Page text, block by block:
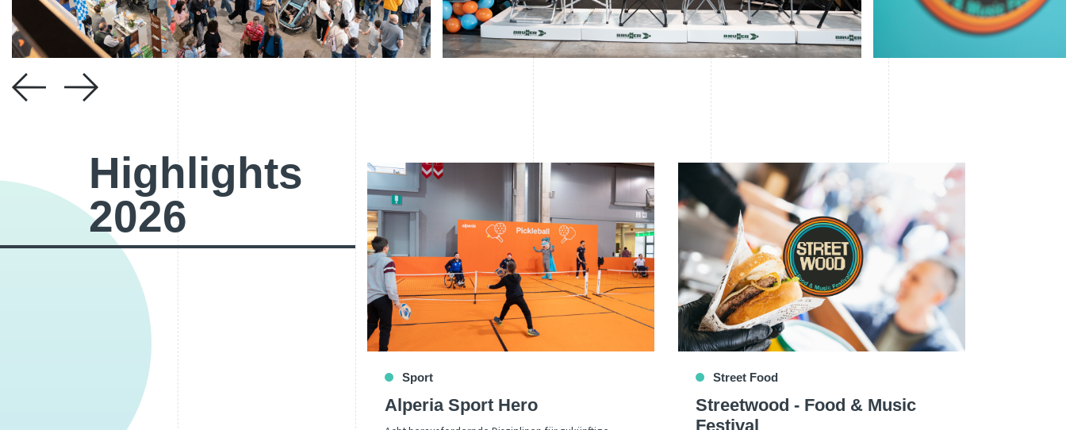
Highlights
2026
Sport
Alperia Sport Hero
Street Food
Streetwood - Food & Music
Festival